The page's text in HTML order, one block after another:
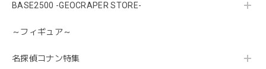
BASE2500 -GEOCRAPER STORE-
～フィギュア～
名探偵コナン特集